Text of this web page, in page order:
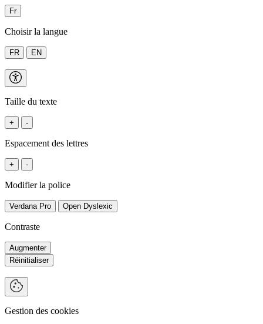
Fr
Choisir la langue
FR EN
Taille du texte
+ -
Espacement des lettres
+ -
Modifier la police
Verdana Pro Open Dyslexic
Contraste
Augmenter
Réinitialiser
Gestion des cookies